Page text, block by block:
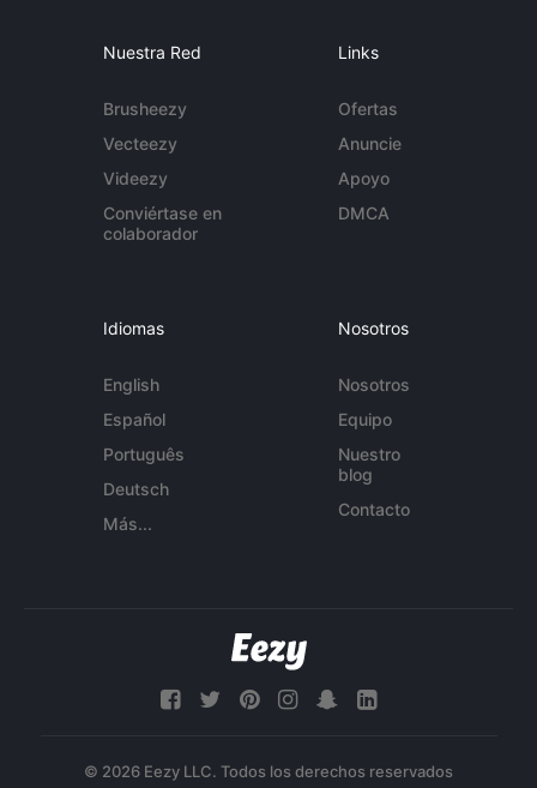
Nuestra Red
Brusheezy
Vecteezy
Videezy
Conviértase en
colaborador
Links
Ofertas
Anuncie
Apoyo
DMCA
Idiomas
English
Español
Português
Deutsch
Más...
Nosotros
Nosotros
Equipo
Nuestro
blog
Contacto
© 2026 Eezy LLC. Todos los derechos reservados